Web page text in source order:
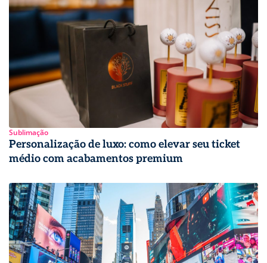
Sublimação
Personalização de luxo: como elevar seu ticket
médio com acabamentos premium